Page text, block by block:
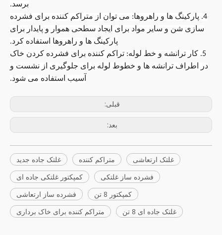
برسد.
4. پارکینگ ها و راهروها: می توان از متراکم کننده برای فشرده
سازی شن و سایر مواد برای ایجاد سطحی هموار و پایدار برای
پارکینگ ها و راهروها استفاده کرد.
5. کار ترانشه و خط لوله: تراکم کننده برای فشرده کردن خاک
در اطراف ترانشه ها و خطوط لوله برای جلوگیری از نشست و
آسیب استفاده می شود.
قبلی:
بعد:
غلتک جاده جدید متراکم کننده
غلتک ارتعاشی
کمپکتور غلتکی جاده ای
فشرده ساز غلتکی
فشرده ساز ارتعاشی
کمپکتور 8 تن
متراکم کننده برای خاک برداری
غلتک جاده ای 8 تن